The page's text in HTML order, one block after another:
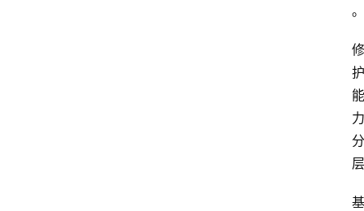
。
修
护
能
力
分
层
基